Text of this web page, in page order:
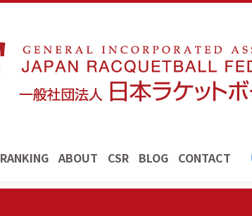
RANKING ABOUT CSR BLOG CONTACT